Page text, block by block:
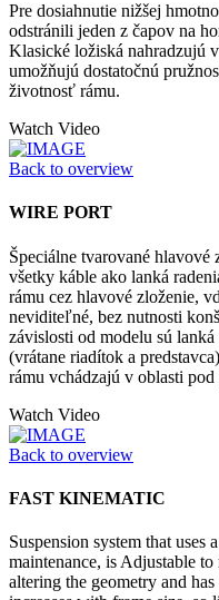
Pre dosiahnutie nižšej
odstránili jeden z čapov na
Klasické ložiská nahradzujú
umožňujú dostatočnú
životnosť rámu.
Watch Video
Back to overview
WIRE PORT
Špeciálne tvarované hlavové
všetky káble ako lanká
rámu cez hlavové zloženie,
neviditeľné, bez nutnosti
závislosti od modelu sú
(vrátane riadítok a
rámu vchádzajú v oblasti pod
Watch Video
Back to overview
FAST KINEMATIC
Suspension system that uses
maintenance, is Adjustable
altering the geometry and